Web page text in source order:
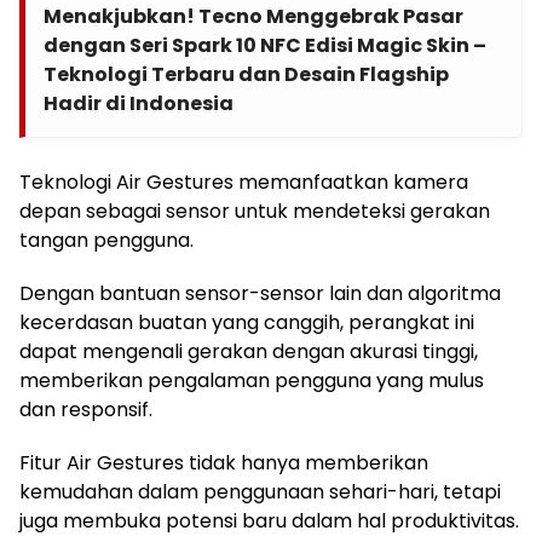
Menakjubkan! Tecno Menggebrak Pasar
dengan Seri Spark 10 NFC Edisi Magic Skin –
Teknologi Terbaru dan Desain Flagship
Hadir di Indonesia
Teknologi Air Gestures memanfaatkan kamera
depan sebagai sensor untuk mendeteksi gerakan
tangan pengguna.
Dengan bantuan sensor-sensor lain dan algoritma
kecerdasan buatan yang canggih, perangkat ini
dapat mengenali gerakan dengan akurasi tinggi,
memberikan pengalaman pengguna yang mulus
dan responsif.
Fitur Air Gestures tidak hanya memberikan
kemudahan dalam penggunaan sehari-hari, tetapi
juga membuka potensi baru dalam hal produktivitas.